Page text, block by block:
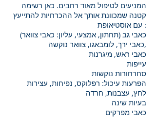
המניעים לטיפול מאוד רחבים. כאן רשימה
קטנה שמכוונת אותך אל ההכרחיות להתייעץ
עם אוסטיאופת :
כאבי גב (תחתון, אמצעי, עליון: כאבי צוואר)
כאבי ירך, לומבאגו, צוואר נוקשה,
כאבי ראש, מיגרנות
עייפות
סחרחורות נוקשות
הפרעות עיכול: רפלוקס, נפיחות, עצירות
לחץ, עצבנות, חרדה
בעיות שינה
כאבי מפרקים